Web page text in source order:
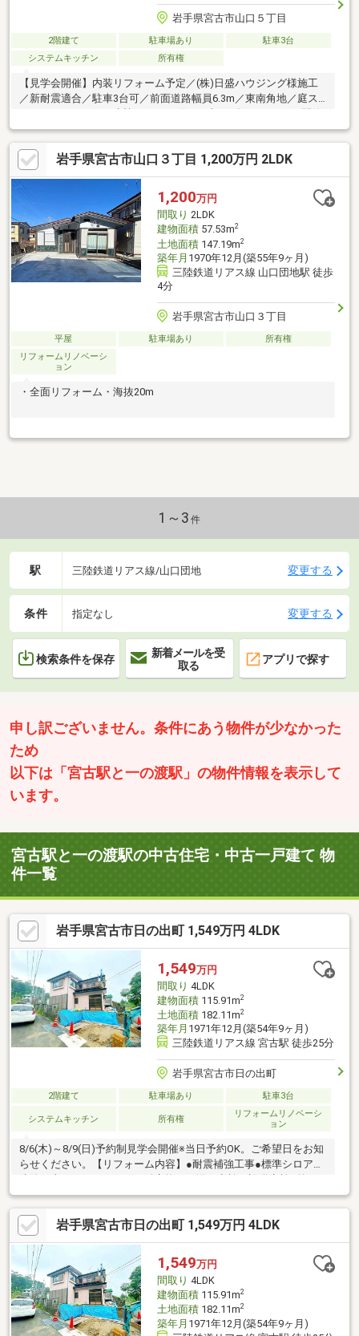
岩手県宮古市山口５丁目
2階建て 駐車場あり
駐車3台
システムキッチン
所有権
【見学会開催】内装リフォーム予定／(株)日盛ハウジング様施工
／新耐震適合／駐車3台可／前面道路幅員6.3m／東南角地／庭ス
な住宅地／周
岩手県宮古市山口３丁目 1,200万円 2LDK
1,200万円
間取り 2LDK
建物面積57.53m2
土地面積147.19m2
築年月 1970年12月(築55年9ヶ月)
三陸鉄道リアス線 山口団地駅 徒歩
4分
岩手県宮古市山口３丁目
平屋 駐車場あり
所有権
リフォームリノベーシ
ョン
・全面リフォーム・海抜20m
1～3 件
駅 三陸鉄道リアス線/山口団地 変更する
条件 指定なし 変更する
検索条件を保存
新着メールを受
取る
アプリで探す
申し訳ございません。条件にあう物件が少なかった
ため
以下は「宮古駅と一の渡駅」の物件情報を表示して
います。
宮古駅と一の渡駅の中古住宅・中古一戸建て 物
件一覧
岩手県宮古市日の出町 1,549万円 4LDK
1,549万円
間取り 4LDK
建物面積115.91m2
土地面積182.11m2
築年月 1971年12月(築54年9ヶ月)
三陸鉄道リアス線 宮古駅 徒歩25分
岩手県宮古市日の出町
2階建て 駐車場あり 駐車3台
システムキッチン 所有権
リフォームリノベーシ
ョン
8/6(木)～8/9(日)予約制見学会開催※当日予約OK。ご希望日をお知
らせください。【リフォーム内容】●耐震補強工事●標準シロアリ
構・外装駐車場拡張、屋根塗装、外壁塗装●水回りシステムキッ
チン交換、ユニットバス交換、トイレ交換、洗面化粧台交換●内
装間取変更、室内ドア（一部）交換、床材上張り、シューズボッ
クス交換、クロス張替え●その他設備インターホン設置、火災警
報器設置、照明器具交換【おすすめポイント】・耐震適合証明書
を取得すれば（要別途費用）、条件により住宅ローン減
岩手県宮古市日の出町 1,549万円 4LDK
1,549万円
間取り 4LDK
建物面積115.91m2
土地面積182.11m2
築年月 1971年12月(築54年9ヶ月)